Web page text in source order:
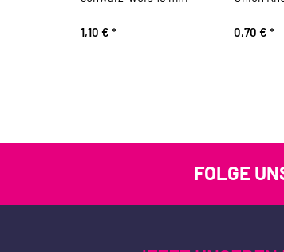
1,10 € * 0,70 € *
FOLGE